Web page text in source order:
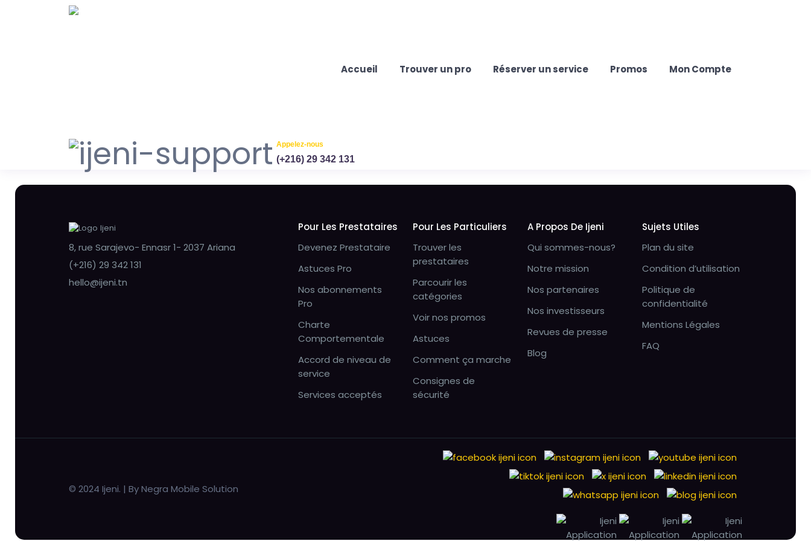
Accueil Trouver un pro Réserver un service Promos Mon Compte
Appelez-nous
(+216) 29 342 131
8, rue Sarajevo- Ennasr 1- 2037 Ariana
(+216) 29 342 131
hello@ijeni.tn
Pour Les Prestataires
Devenez Prestataire
Astuces Pro
Nos abonnements
Pro
Charte
Comportementale
Accord de niveau de
service
Services acceptés
Pour Les Particuliers
Trouver les
prestataires
Parcourir les
catégories
Voir nos promos
Astuces
Comment ça marche
Consignes de
sécurité
A Propos De Ijeni
Qui sommes-nous?
Notre mission
Nos partenaires
Nos investisseurs
Revues de presse
Blog
Sujets Utiles
Plan du site
Condition d’utilisation
Politique de
confidentialité
Mentions Légales
FAQ
© 2024 Ijeni. | By Negra Mobile Solution